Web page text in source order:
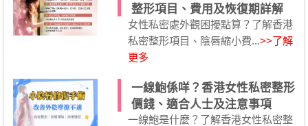
整形項目、費用及恢復期詳解
女性私密處外觀困擾點算？了解香港
私密整形項目、陰唇縮小費...>>了解
更多
一線鮑係咩？香港女性私密整形
價錢、適合人士及注意事項
一線鮑是什麼？了解香港女性私密整